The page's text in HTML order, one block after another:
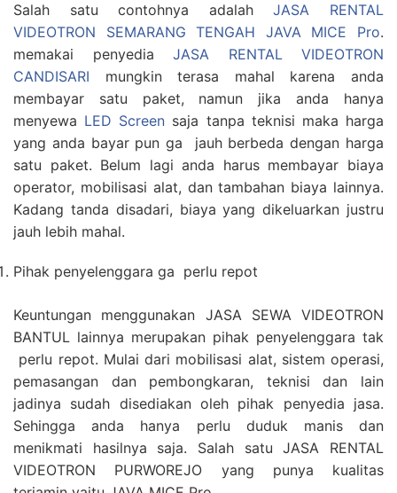
Salah satu contohnya adalahJASA RENTAL
VIDEOTRON SEMARANG TENGAH JAVA MICE Pro.
memakai penyedia JASA RENTAL VIDEOTRON
CANDISARI mungkin terasa mahal karena anda
membayar satu paket, namun jika anda hanya
menyewa LED Screen saja tanpa teknisi maka harga
yang anda bayar pun ga jauh berbeda dengan harga
satu paket. Belum lagi anda harus membayar biaya
operator, mobilisasi alat, dan tambahan biaya lainnya.
Kadang tanda disadari, biaya yang dikeluarkan justru
jauh lebih mahal.
Pihak penyelenggara ga perlu repot
Keuntungan menggunakan JASA SEWA VIDEOTRON
BANTUL lainnya merupakan pihak penyelenggara tak
perlu repot. Mulai dari mobilisasi alat, sistem operasi,
pemasangan dan pembongkaran, teknisi dan lain
jadinya sudah disediakan oleh pihak penyedia jasa.
Sehingga anda hanya perlu duduk manis dan
menikmati hasilnya saja. Salah satu JASA RENTAL
VIDEOTRON PURWOREJO yang punya kualitas